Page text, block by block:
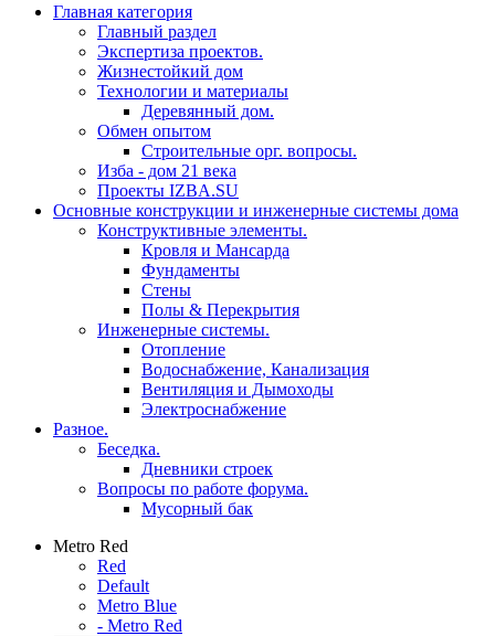
Главная категория
Главный раздел
Экспертиза проектов.
Жизнестойкий дом
Технологии и материалы
Деревянный дом.
Обмен опытом
Строительные орг. вопросы.
Изба - дом 21 века
Проекты IZBA.SU
Основные конструкции и инженерные системы дома
Конструктивные элементы.
Кровля и Мансарда
Фундаменты
Стены
Полы & Перекрытия
Инженерные системы.
Отопление
Водоснабжение, Канализация
Вентиляция и Дымоходы
Электроснабжение
Разное.
Беседка.
Дневники строек
Вопросы по работе форума.
Мусорный бак
Metro Red
Red
Default
Metro Blue
- Metro Red